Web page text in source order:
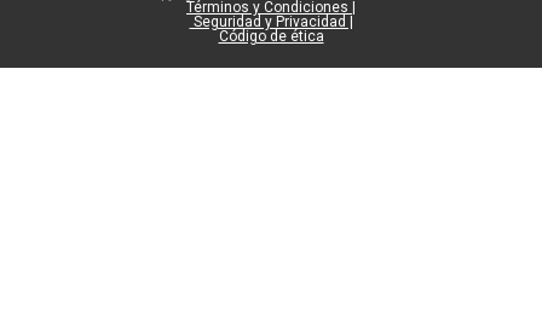
Términos y Condiciones |
Seguridad y Privacidad |
Código de ética